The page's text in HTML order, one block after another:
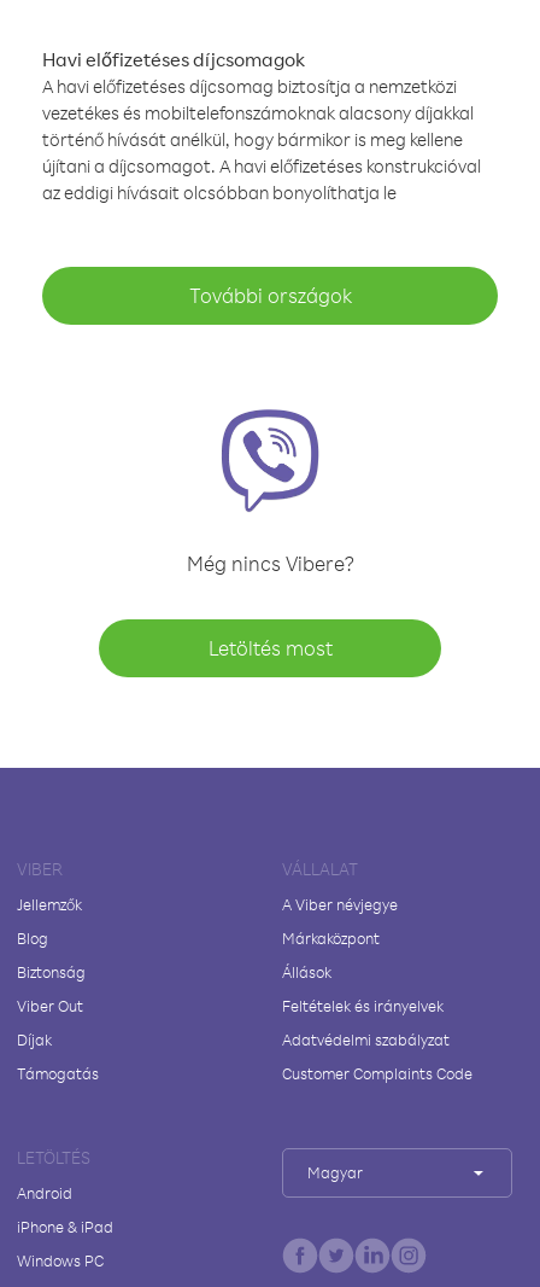
Havi előfizetéses díjcsomagok
A havi előfizetéses díjcsomag biztosítja a nemzetközi
vezetékes és mobiltelefonszámoknak alacsony díjakkal
történő hívását anélkül, hogy bármikor is meg kellene
újítani a díjcsomagot. A havi előfizetéses konstrukcióval
az eddigi hívásait olcsóbban bonyolíthatja le
További országok
Még nincs Vibere?
Letöltés most
VIBER
Jellemzők
Blog
Biztonság
Viber Out
Díjak
Támogatás
VÁLLALAT
A Viber névjegye
Márkaközpont
Állások
Feltételek és irányelvek
Adatvédelmi szabályzat
Customer Complaints Code
LETÖLTÉS
Android
iPhone & iPad
Windows PC
Magyar